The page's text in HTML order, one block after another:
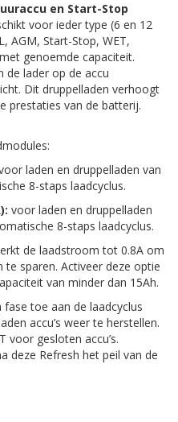
en Start-Stop
voor ieder type (6 en 12
AGM, Start-Stop, WET,
genoemde capaciteit.
de lader op de accu
Dit druppelladen verhoogt
prestaties van de batterij.
laden en druppelladen van
8-staps laadcyclus.
voor laden en druppelladen
8-staps laadcyclus.
de laadstroom tot 0.8A om
te sparen. Activeer deze optie
van minder dan 15Ah.
toe aan de laadcyclus
accu’s weer te herstellen.
voor gesloten accu’s.
deze Refresh het peil van de